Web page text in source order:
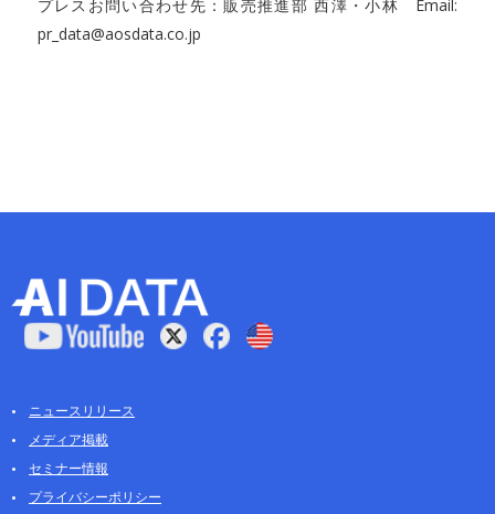
プレスお問い合わせ先：販売推進部 西澤・小林 Email:
pr_data@aosdata.co.jp
ニュースリリース
メディア掲載
セミナー情報
プライバシーポリシー